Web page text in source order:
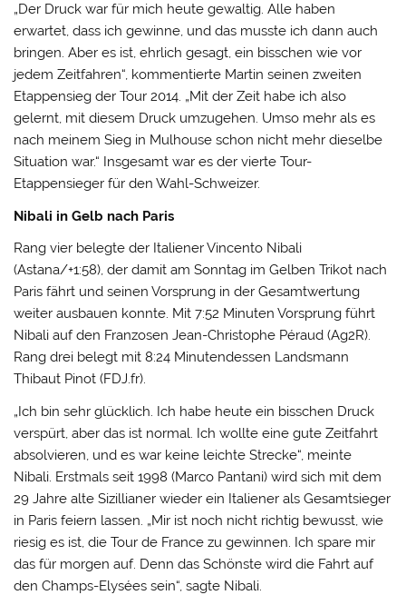
„Der Druck war für mich heute gewaltig. Alle haben
erwartet, dass ich gewinne, und das musste ich dann auch
bringen. Aber es ist, ehrlich gesagt, ein bisschen wie vor
jedem Zeitfahren“, kommentierte Martin seinen zweiten
Etappensieg der Tour 2014. „Mit der Zeit habe ich also
gelernt, mit diesem Druck umzugehen. Umso mehr als es
nach meinem Sieg in Mulhouse schon nicht mehr dieselbe
Situation war.“ Insgesamt war es der vierte Tour-
Etappensieger für den Wahl-Schweizer.
Nibali in Gelb nach Paris
Rang vier belegte der Italiener Vincento Nibali
(Astana/+1:58), der damit am Sonntag im Gelben Trikot nach
Paris fährt und seinen Vorsprung in der Gesamtwertung
weiter ausbauen konnte. Mit 7:52 Minuten Vorsprung führt
Nibali auf den Franzosen Jean-Christophe Péraud (Ag2R).
Rang drei belegt mit 8:24 Minutendessen Landsmann
Thibaut Pinot (FDJ.fr).
„Ich bin sehr glücklich. Ich habe heute ein bisschen Druck
verspürt, aber das ist normal. Ich wollte eine gute Zeitfahrt
absolvieren, und es war keine leichte Strecke“, meinte
Nibali. Erstmals seit 1998 (Marco Pantani) wird sich mit dem
29 Jahre alte Sizillianer wieder ein Italiener als Gesamtsieger
in Paris feiern lassen. „Mir ist noch nicht richtig bewusst, wie
riesig es ist, die Tour de France zu gewinnen. Ich spare mir
das für morgen auf. Denn das Schönste wird die Fahrt auf
den Champs-Elysées sein“, sagte Nibali.